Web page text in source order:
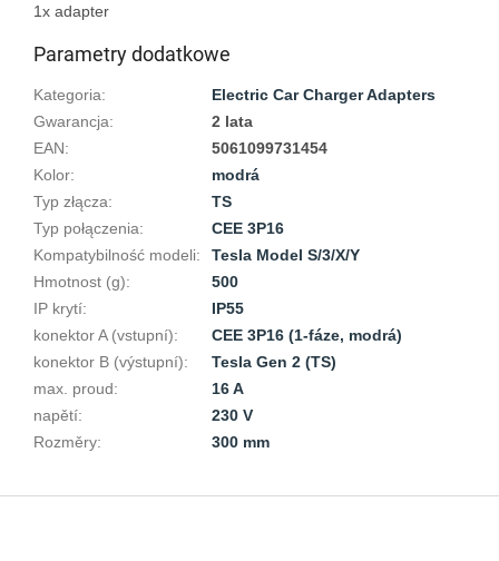
1x adapter
Parametry dodatkowe
Kategoria:
Electric Car Charger Adapters
Gwarancja:
2 lata
EAN:
5061099731454
Kolor:
modrá
Typ złącza:
TS
Typ połączenia:
CEE 3P16
Kompatybilność modeli:
Tesla Model S/3/X/Y
Hmotnost (g):
500
IP krytí:
IP55
konektor A (vstupní):
CEE 3P16 (1-fáze, modrá)
konektor B (výstupní):
Tesla Gen 2 (TS)
max. proud:
16 A
napětí:
230 V
Rozměry: 300 mm